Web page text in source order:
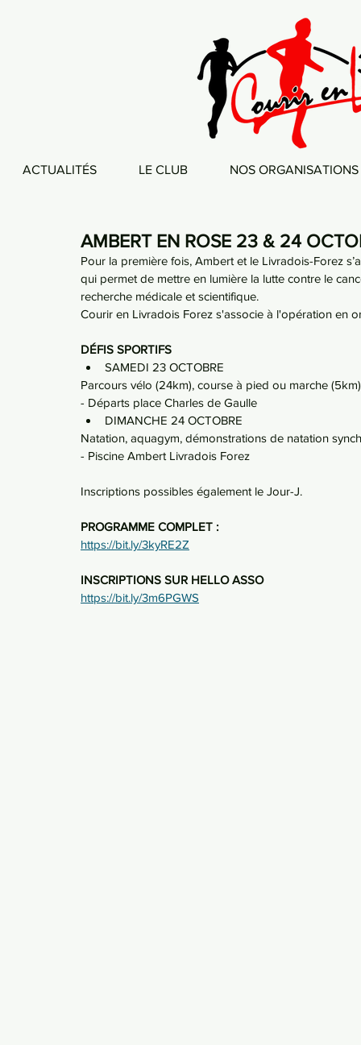
ACTUALITÉS LE CLUB NOS ORGANISATIONS
AMBERT EN ROSE 23 & 24
Pour la première fois, Ambert et le Livradois-Forez
qui permet de mettre en lumière la lutte contre le
recherche médicale et scientifique.
Courir en Livradois Forez s'associe à l'opération en
DÉFIS SPORTIFS
SAMEDI 23 OCTOBRE
Parcours vélo (24km), course à pied ou marche (5km)
- Départs place Charles de Gaulle
DIMANCHE 24 OCTOBRE
Natation, aquagym, démonstrations de natation
- Piscine Ambert Livradois Forez
Inscriptions possibles également le Jour-J.
PROGRAMME COMPLET :
https://bit.ly/3kyRE2Z
INSCRIPTIONS SUR HELLO ASSO
https://bit.ly/3m6PGWS